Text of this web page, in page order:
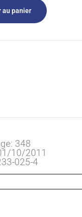
au panier
348
10/2011
025-4